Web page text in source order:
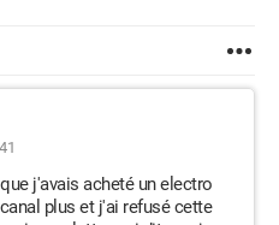
j'avais acheté un electro
plus et j'ai refusé cette